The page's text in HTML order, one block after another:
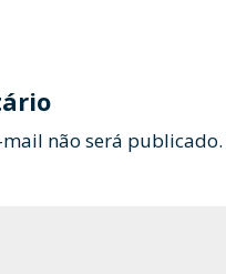
mail não será publicado.